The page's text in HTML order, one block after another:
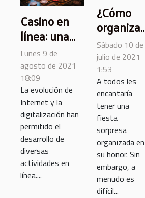
Casino en
línea: una
mejor
alternativa a
los casinos
tradicionales
Lunes 9 de
agosto de 2021
18:09
La evolución de
Internet y la
digitalización han
permitido el
desarrollo de
diversas
actividades en
línea....
¿Cómo
organizar
una fiesta
sorpresa?
Sábado 10 de
julio de 2021
1:53
A todos les
encantaría
tener una
fiesta
sorpresa
organizada en
su honor. Sin
embargo, a
menudo es
difícil...